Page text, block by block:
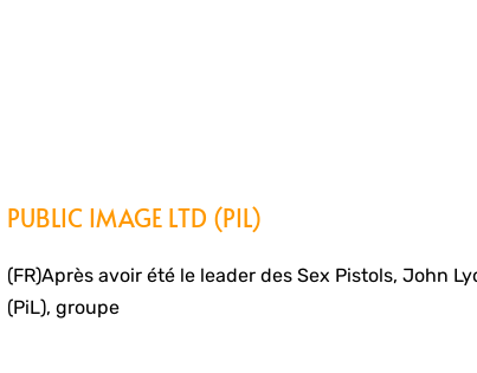
PUBLIC IMAGE LTD (PIL)
(FR)Après avoir été le leader des Sex Pistols, John
(PiL), groupe